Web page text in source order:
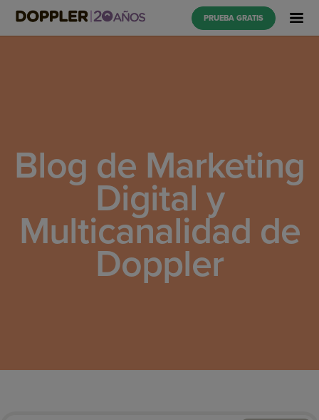
PRUEBA GRATIS
Blog de Marketing
Digital y
Multicanalidad de
Doppler